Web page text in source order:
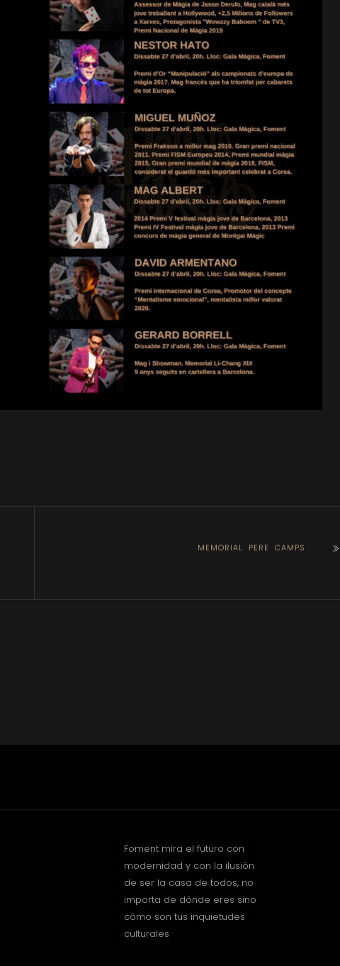
MEMORIAL PERE CAMPS
Foment mira el futuro con
modernidad y con la ilusión
de ser la casa de todos, no
importa de dónde eres sino
cómo son tus inquietudes
culturales